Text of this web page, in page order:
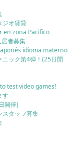
ジオ賃貸
en zona Pacifico
者募集
idioma materno
ック第4弾！(25日開
test video games!
す
開催)
スタッフ募集